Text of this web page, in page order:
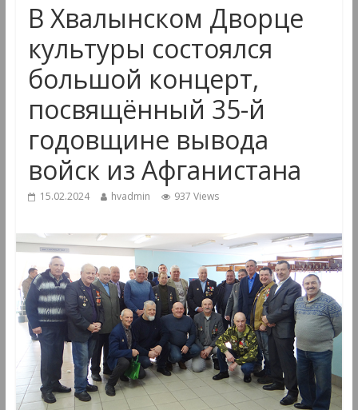
В Хвалынском Дворце
культуры состоялся
большой концерт,
посвящённый 35-й
годовщине вывода
войск из Афганистана
15.02.2024 hvadmin 937 Views